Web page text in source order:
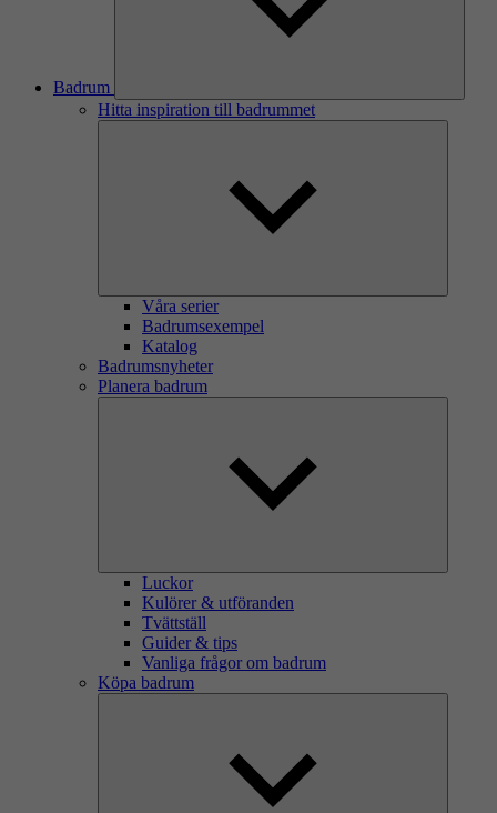
Badrum
Hitta inspiration till badrummet
Våra serier
Badrumsexempel
Katalog
Badrumsnyheter
Planera badrum
Luckor
Kulörer & utföranden
Tvättställ
Guider & tips
Vanliga frågor om badrum
Köpa badrum